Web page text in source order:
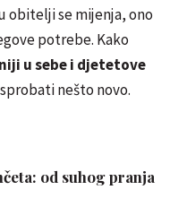
obitelji se mijenja, ono
potrebe. Kako
u sebe i djetetove
nešto novo.
od suhog pranja